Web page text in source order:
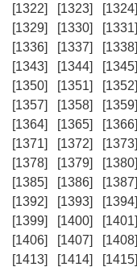
[1322]
[1323] [1324]
[1329]
[1330] [1331]
[1336]
[1337] [1338]
[1343]
[1344] [1345]
[1350]
[1351] [1352]
[1357]
[1358] [1359]
[1364]
[1365] [1366]
[1371]
[1372] [1373]
[1378]
[1379] [1380]
[1385]
[1386] [1387]
[1392]
[1393] [1394]
[1399]
[1400] [1401]
[1406]
[1407] [1408]
[1413]
[1414] [1415]